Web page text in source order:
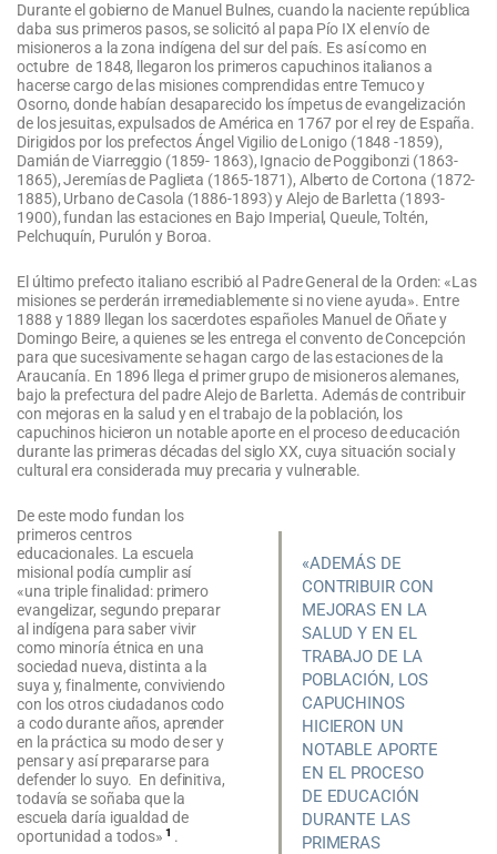
Durante el gobierno de Manuel Bulnes, cuando la naciente república
daba sus primeros pasos, se solicitó al papa Pío IX el envío de
misioneros a la zona indígena del sur del país. Es así como en
octubre de 1848, llegaron los primeros capuchinos italianos a
hacerse cargo de las misiones comprendidas entre Temuco y
Osorno, donde habían desaparecido los ímpetus de evangelización
de los jesuitas, expulsados de América en 1767 por el rey de España.
Dirigidos por los prefectos Ángel Vigilio de Lonigo (1848 -1859),
Damián de Viarreggio (1859- 1863), Ignacio de Poggibonzi (1863-
1865), Jeremías de Paglieta (1865-1871), Alberto de Cortona (1872-
1885), Urbano de Casola (1886-1893) y Alejo de Barletta (1893-
1900), fundan las estaciones en Bajo Imperial, Queule, Toltén,
Pelchuquín, Purulón y Boroa.
El último prefecto italiano escribió al Padre General de la Orden: «Las
misiones se perderán irremediablemente si no viene ayuda». Entre
1888 y 1889 llegan los sacerdotes españoles Manuel de Oñate y
Domingo Beire, a quienes se les entrega el convento de Concepción
para que sucesivamente se hagan cargo de las estaciones de la
Araucanía. En 1896 llega el primer grupo de misioneros alemanes,
bajo la prefectura del padre Alejo de Barletta. Además de contribuir
con mejoras en la salud y en el trabajo de la población, los
capuchinos hicieron un notable aporte en el proceso de educación
durante las primeras décadas del siglo XX, cuya situación social y
cultural era considerada muy precaria y vulnerable.
«ADEMÁS DE
CONTRIBUIR CON
MEJORAS EN LA
SALUD Y EN EL
TRABAJO DE LA
POBLACIÓN, LOS
CAPUCHINOS
HICIERON UN
NOTABLE APORTE
EN EL PROCESO
DE EDUCACIÓN
DURANTE LAS
PRIMERAS
De este modo fundan los
primeros centros
educacionales. La escuela
misional podía cumplir así
«una triple finalidad: primero
evangelizar, segundo preparar
al indígena para saber vivir
como minoría étnica en una
sociedad nueva, distinta a la
suya y, finalmente, conviviendo
con los otros ciudadanos codo
a codo durante años, aprender
en la práctica su modo de ser y
pensar y así prepararse para
defender lo suyo. En definitiva,
todavía se soñaba que la
escuela daría igualdad de
oportunidad a todos» 1 .